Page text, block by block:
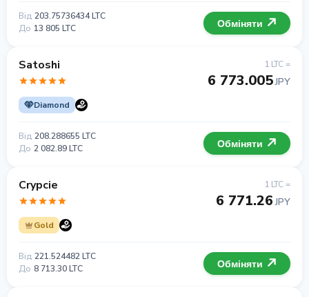
Від 203.75736434 LTC
До 13 805 LTC Обміняти
Satoshi
Diamond
1 LTC =
6 773.005JPY
Від 208.288655 LTC
До 2 082.89 LTC Обміняти
Crypcie
Gold
1 LTC =
6 771.26 JPY
Від 221.524482 LTC
До 8 713.30 LTC Обміняти